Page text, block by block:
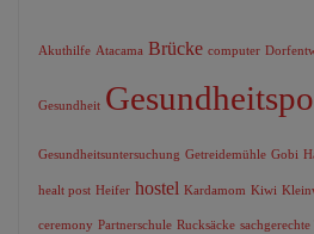
Akuthilfe Atacama Brücke computer
Gesundheit
Gesundheitsuntersuchung Getreidemühle Gobi
healt post Heifer hostel Kardamom Kiwi
ceremony Partnerschule Rucksäcke